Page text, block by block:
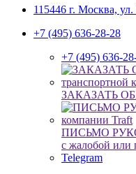
115446 г. Москва,
+7 (495) 636-28-28
+7 (495) 636-
ЗАКАЗАТЬ
ПИСЬМО
с жалобой или
Telegram